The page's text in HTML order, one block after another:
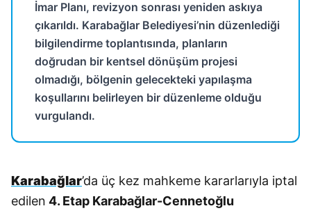
İmar Planı, revizyon sonrası yeniden askıya
çıkarıldı. Karabağlar Belediyesi’nin düzenlediği
bilgilendirme toplantısında, planların
doğrudan bir kentsel dönüşüm projesi
olmadığı, bölgenin gelecekteki yapılaşma
koşullarını belirleyen bir düzenleme olduğu
vurgulandı.
Karabağlar’da üç kez mahkeme kararlarıyla iptal
edilen 4. Etap Karabağlar-Cennetoğlu